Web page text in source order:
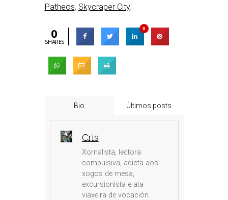
Patheos, Skycraper City.
0
SHARES
0
Bio Últimos posts
Cris
Xornalista, lectora
compulsiva, adicta aos
xogos de mesa,
excursionista e ata
viaxeira de vocación.